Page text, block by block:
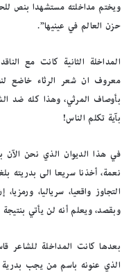
ويختم مداخلته مستشهدا بنص
حزن العالم في عينيها”.
المداخلة الثانية كانت مع
معروف ان شعر الرثاء خاضع
بأوصاف المرثي، وهذا كله ضد
بآية تكلم الناس!
في هذا الديوان الذي نحن الآن
نعمة، أخذنا سريعا الى بدريته
التجاوز واقعيا، سرياليا،
وبقصد، ويعلم أنه لن يأتي بنتيجة
بعدها كانت المداخلة للشاعر
الذي عنونه باسم من يجب